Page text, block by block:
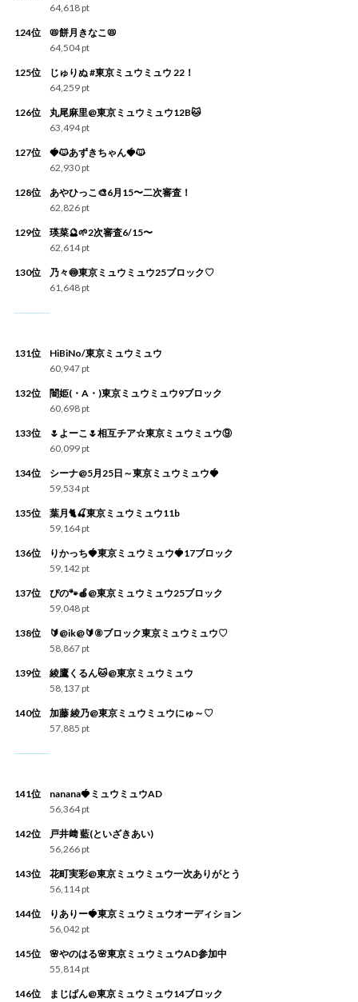
64,618 pt
124位
📛餅月きなこ📛
64,504 pt
125位
じゅりぬ #東京ミュウミュウ 22！
64,259 pt
126位
丸尾麻里@東京ミュウミュウ12B🐱
63,494 pt
127位
🍓🐱あずきちゃん🍓🐱
62,930 pt
128位
あやひっこ🎨6月15〜二次審査！
62,826 pt
129位
瑛菜🔮🌱2次審査6/15〜
62,614 pt
130位
乃々🍥東京ミュウミュウ25ブロック♡
61,648 pt
131位
HiBiNo/東京ミュウミュウ
60,947 pt
132位
闇姫(・A・)東京ミュウミュウ9ブロック
60,698 pt
133位
🌷よーこ🌷相互チア☆東京ミュウミュウ⑨
60,099 pt
134位
シーナ@5月25日～東京ミュウミュウ🍓
59,534 pt
135位
葉月🐈🍒東京ミュウミュウ11b
59,164 pt
136位
りかっち🍓東京ミュウミュウ🍓17ブロック
59,142 pt
137位
ぴの🐾🍎@東京ミュウミュウ25ブロック
59,048 pt
138位
🔰@ik@🔰⑧ブロック東京ミュウミュウ♡
58,867 pt
139位
綾鷹くるん🐱@東京ミュウミュウ
58,137 pt
140位
加藤 綾乃@東京ミュウミュウにゅ～♡
57,885 pt
141位
nanana🍓ミュウミュウAD
56,364 pt
142位
戸井﨑 藍(といざきあい)
56,266 pt
143位
花町実彩@東京ミュウミュウ一次ありがとう
56,114 pt
144位
りありー🍓東京ミュウミュウオーディション
56,042 pt
145位
🌸やのはる🌸東京ミュウミュウAD参加中
55,814 pt
146位
まじぱん@東京ミュウミュウ14ブロック